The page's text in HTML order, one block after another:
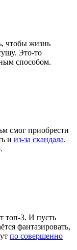
чтобы жизнь
Это-то
способом.
смог приобрести
и из-за скандала.
топ-3. И пусть
фантазировать,
по совершенно